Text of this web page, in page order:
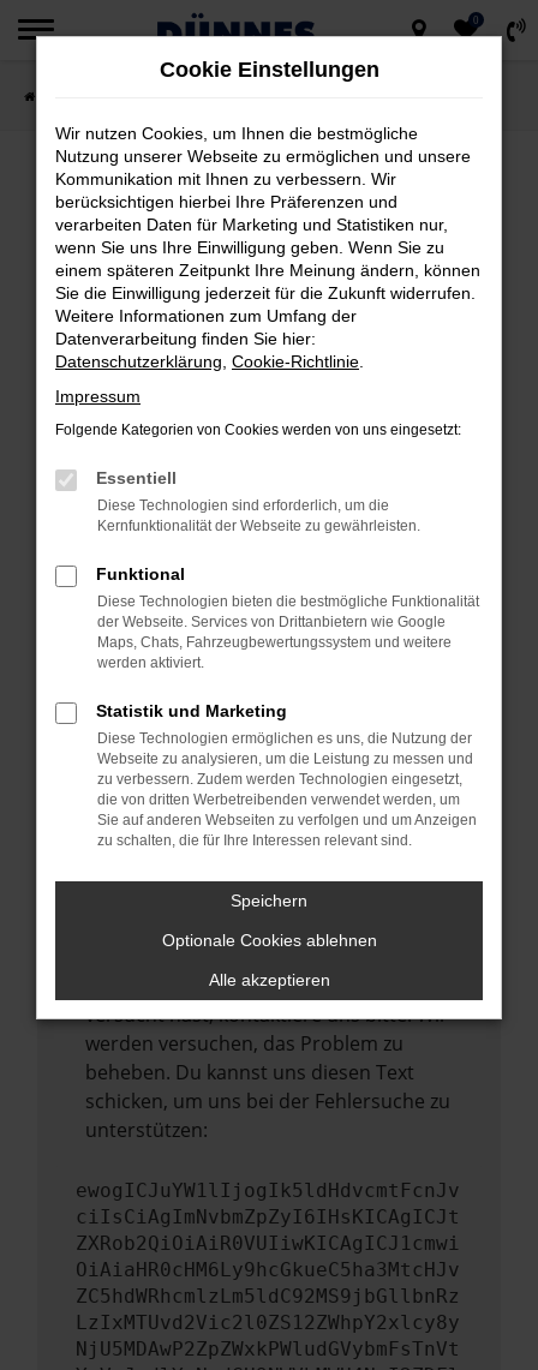
Zum
springen
0
FEHLER: NETWORK ERROR
Beim Laden ist ein Fehler aufgetreten.
Hier sind ein paar Tipps, die dir helfen können:
Überprüfe deine Firewall und deine
Internetverbindung.
Laden andere Webseiten, zum Beispiel
deine Suchmaschine?
Prüfe deine Browsererweiterungen.
Manche Erweiterungen, wie Werbeblocker,
können das Laden bestimmter Seiten
anderen Browser oder in einem privaten
Fenster?
Starte dein Gerät neu.
vorübergehende Probleme zu beheben.
Stelle sicher, dass dein Browser und dein
Betriebssystem auf dem neuesten Stand
sind.
Veraltete Software birgt nicht nur ein
führen, dass bestimmte Funktionen nicht
mehr unterstützt werden.
Wende dich an den Webseitenbetreiber.
Wenn du alle oben genannten Schritte
versucht hast, kontaktiere uns bitte. Wir
werden versuchen, das Problem zu
beheben. Du kannst uns diesen Text
schicken, um uns bei der Fehlersuche zu
unterstützen:
ewogICJuYW1lIjogIk5ldHdvcmtFcnJv
ciIsCiAgImNvbmZpZyI6IHsKICAgICJt
ZXRob2QiOiAiR0VUIiwKICAgICJ1cmwi
OiAiaHR0cHM6Ly9hcGkueC5ha3MtcHJv
ZC5hdWRhcmlzLm5ldC92MS9jbGllbnRz
LzIxMTUvd2Vic2l0ZS12ZWhpY2xlcy8y
NjU5MDAwP2ZpZWxkPWludGVybmFsTnVt
Cookie Einstellungen
Wir nutzen Cookies, um Ihnen die bestmögliche
Nutzung unserer Webseite zu ermöglichen und unsere
Kommunikation mit Ihnen zu verbessern. Wir
berücksichtigen hierbei Ihre Präferenzen und
verarbeiten Daten für Marketing und Statistiken nur,
wenn Sie uns Ihre Einwilligung geben. Wenn Sie zu
einem späteren Zeitpunkt Ihre Meinung ändern, können
Sie die Einwilligung jederzeit für die Zukunft widerrufen.
Weitere Informationen zum Umfang der
Datenverarbeitung finden Sie hier:
Datenschutzerklärung Cookie-Richtlinie
Impressum
Folgende Kategorien von Cookies werden von uns eingesetzt:
Essentiell
Diese Technologien sind erforderlich, um die
Kernfunktionalität der Webseite zu gewährleisten.
Funktional
Diese Technologien bieten die bestmögliche Funktionalität
der Webseite. Services von Drittanbietern wie Google
Maps, Chats, Fahrzeugbewertungssystem und weitere
werden aktiviert.
Statistik und Marketing
Diese Technologien ermöglichen es uns, die Nutzung der
Webseite zu analysieren, um die Leistung zu messen und
zu verbessern. Zudem werden Technologien eingesetzt,
die von dritten Werbetreibenden verwendet werden, um
Sie auf anderen Webseiten zu verfolgen und um Anzeigen
zu schalten, die für Ihre Interessen relevant sind.
Speichern
Optionale Cookies ablehnen
Alle akzeptieren